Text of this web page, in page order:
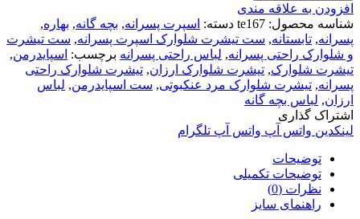
افزودن به علاقه مندی
شناسه محصول: te167 دسته: اسپرت پسرانه, بچه گانه, بهاره,
پسرانه, تابستانه, ست تیشرت شلوارک اسپرت پسرانه, ست تیشرت
و شلوارک راحتی پسرانه, لباس راحتی پسرانه برچسب: اسپایدرمن,
تیشرت شلوارک, تیشرت شلوارک ارزان, تیشرت شلوارک راحتی
پسرانه, تیشرت شلوارک مرد عنکبوتی, ست اسپایدرمن, لباس
ارزان, لباس بچه گانه
اشتراک گذاری
لینکدین واتس آپ واتس آپ تلگرام
توضیحات
توضیحات تکمیلی
نظرات (0)
راهنمای سایز